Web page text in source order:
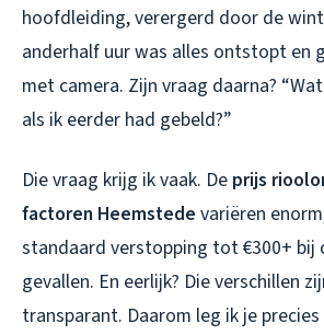
hoofdleiding, verergerd door de
anderhalf uur was alles ontstopt en
met camera. Zijn vraag daarna?
als ik eerder had gebeld?”
Die vraag krijg ik vaak. De prijs
factoren Heemstede variëren
standaard verstopping tot €300+ bij
gevallen. En eerlijk? Die verschillen
transparant. Daarom leg ik je